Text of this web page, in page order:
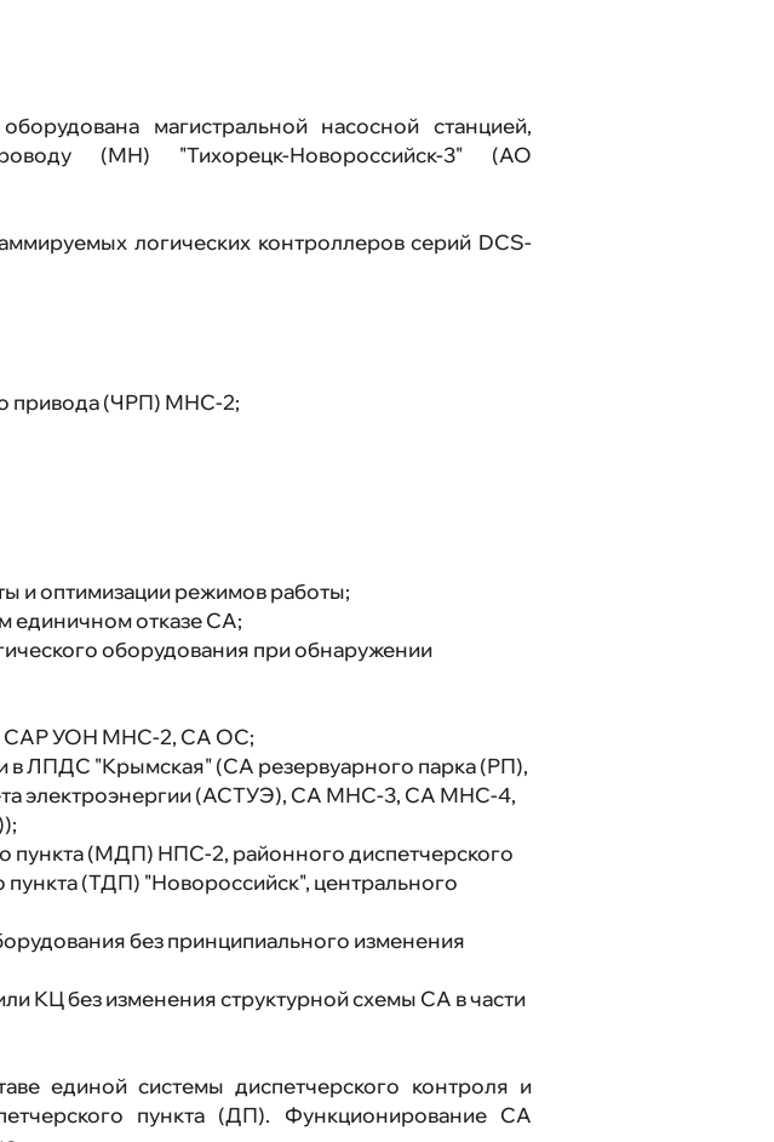
Обратная связь
Карта сайта
магистральной насосной станцией,
(МН) "Тихорецк-Новороссийск-3" (АО
логических контроллеров серий DCS-
привода (ЧРП) МНС-2;
и оптимизации режимов работы;
единичном отказе СА;
оборудования при обнаружении
САР УОН МНС-2, СА ОС;
ЛПДС "Крымская" (СА резервуарного парка (РП),
электроэнергии (АСТУЭ), СА МНС-3, СА МНС-4,
пункта (МДП) НПС-2, районного диспетчерского
(ТДП) "Новороссийск", центрального
без принципиального изменения
КЦ без изменения структурной схемы СА в части
единой системы диспетчерского контроля и
пункта (ДП). Функционирование СА